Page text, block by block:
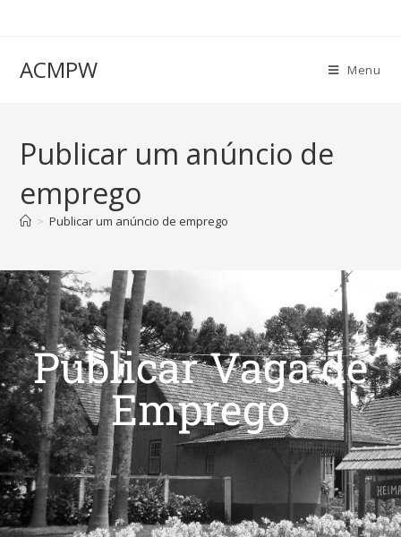
ACMPW Menu
Publicar um anúncio de
emprego
> Publicar um anúncio de emprego
Publicar Vaga de
Emprego